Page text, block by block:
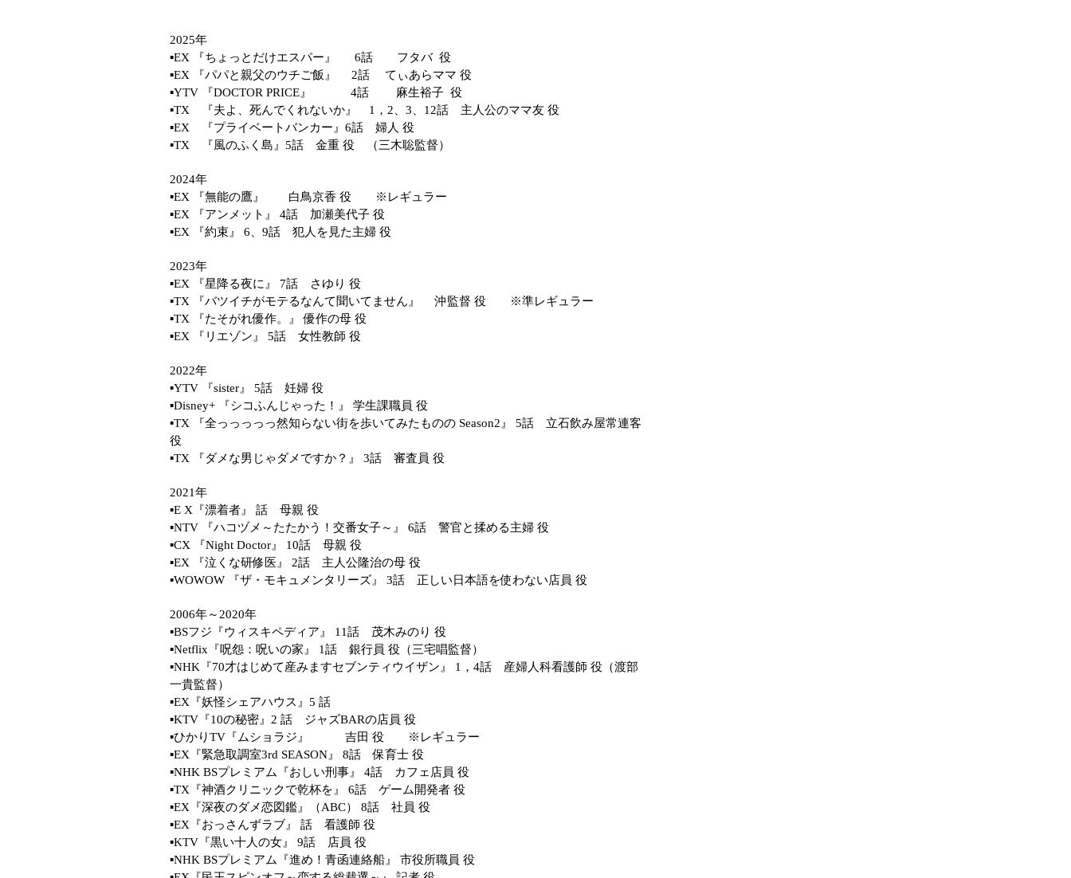
2025年
▪️EX 『ちょっとだけエスパー』 6話 フタバ 役
▪️EX 『パパと親父のウチご飯』 2話 てぃあらママ 役
▪️YTV 『DOCTOR PRICE』 4話 麻生裕子 役
▪️TX 『夫よ、死んでくれないか』 1，2、3、12話 主人公のママ友 役
▪️EX 『プライベートバンカー』6話 婦人 役
▪️TX 『風のふく島』5話 金重 役 （三木聡監督）
2024年
▪️EX 『無能の鷹』 白鳥京香 役 ※レギュラー
▪️EX 『アンメット』 4話 加瀬美代子 役
▪️EX 『約束』 6、9話 犯人を見た主婦 役
2023年
▪️EX 『星降る夜に』 7話 さゆり 役
▪️TX 『バツイチがモテるなんて聞いてません』 沖監督 役 ※準レギュラー
▪️TX 『たそがれ優作。』 優作の母 役
▪️EX 『リエゾン』 5話 女性教師 役
2022年
▪️YTV 『sister』 5話 妊婦 役
▪️Disney+ 『シコふんじゃった！』 学生課職員 役
▪️TX 『全っっっっっ然知らない街を歩いてみたものの Season2』 5話 立石飲み屋常連客
役
▪️TX 『ダメな男じゃダメですか？』 3話 審査員 役
2021年
▪️E X『漂着者』 話 母親 役
▪️NTV 『ハコヅメ～たたかう！交番女子～』 6話 警官と揉める主婦 役
▪️CX 『Night Doctor』 10話 母親 役
▪️EX 『泣くな研修医』 2話 主人公隆治の母 役
▪️WOWOW 『ザ・モキュメンタリーズ』 3話 正しい日本語を使わない店員 役
2006年～2020年
▪️BSフジ『ウィスキペディア』 11話 茂木みのり 役
▪️Netflix『呪怨：呪いの家』 1話 銀行員 役（三宅唱監督）
▪️NHK『70才はじめて産みますセブンティウイザン』 1，4話 産婦人科看護師 役（渡部
一貴監督）
▪️EX『妖怪シェアハウス』5 話
▪️KTV『10の秘密』2 話 ジャズBARの店員 役
▪️ひかりTV『ムショラジ』 吉田 役 ※レギュラー
▪️EX『緊急取調室3rd SEASON』 8話 保育士 役
▪️NHK BSプレミアム『おしい刑事』 4話 カフェ店員 役
▪️TX『神酒クリニックで乾杯を』 6話 ゲーム開発者 役
▪️EX『深夜のダメ恋図鑑』（ABC） 8話 社員 役
▪️EX『おっさんずラブ』 話 看護師 役
▪️KTV『黒い十人の女』 9話 店員 役
▪️NHK BSプレミアム『進め！青函連絡船』 市役所職員 役